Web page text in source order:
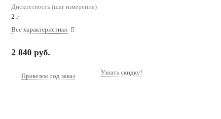
Дискретность (шаг измерения)
2 г
Все характеристики
2 840 руб.
Привезем под заказ Узнать скидку!